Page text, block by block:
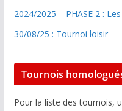
2024/2025 – PHASE 2 :
30/08/25 : Tournoi loisir
Tournois
Pour la liste des tournois,